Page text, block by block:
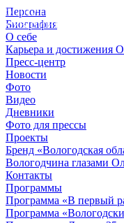
Персона
Биография
О себе
Карьера и достижения
Пресс-центр
Новости
Фото
Видео
Дневники
Фото для прессы
Проекты
Бренд «Вологодская
Вологодчина глазами
Контакты
Программы
Программа «В первый
Программа
© 2012 - 2023,
КУВШИННИКОВ О.А.